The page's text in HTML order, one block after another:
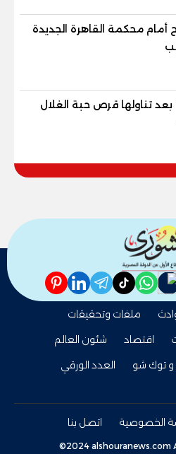
محكمة القاهرة الجديدة
بعد تناولها قرص حبة الغلال
nabd
whatsapp
tiktok
telegram
linkedin
pinterest
ملفات وتحقيقات
اقتصاد
شئون العالم
و توك شو
العدد الورقي
الخصوصية اتصل بنا
©2024 alshouranews.com